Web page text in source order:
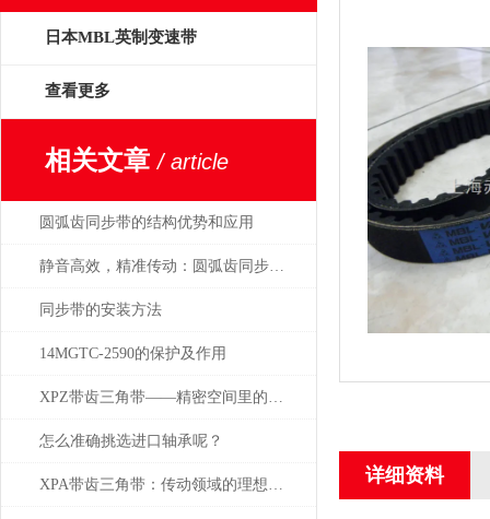
日本MBL英制变速带
查看更多
相关文章/ article
圆弧齿同步带的结构优势和应用
静音高效，精准传动：圆弧齿同步带的性能
同步带的安装方法
14MGTC-2590的保护及作用
XPZ带齿三角带——精密空间里的节能先锋
怎么准确挑选进口轴承呢？
XPA带齿三角带：传动领域的理想之选 详细资料